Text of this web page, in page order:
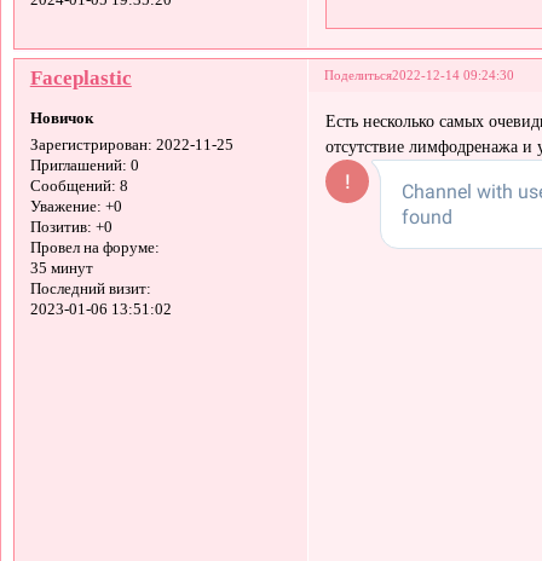
Поделиться2022-12-14 09:24:30
Faceplastic
Новичок
Зарегистрирован: 2022-11-25
Приглашений: 0
Сообщений: 8
Уважение: +0
Позитив: +0
Провел на форуме:
35 минут
Последний визит:
2023-01-06 13:51:02
Есть несколько самых
отсутствие лимфодренажа